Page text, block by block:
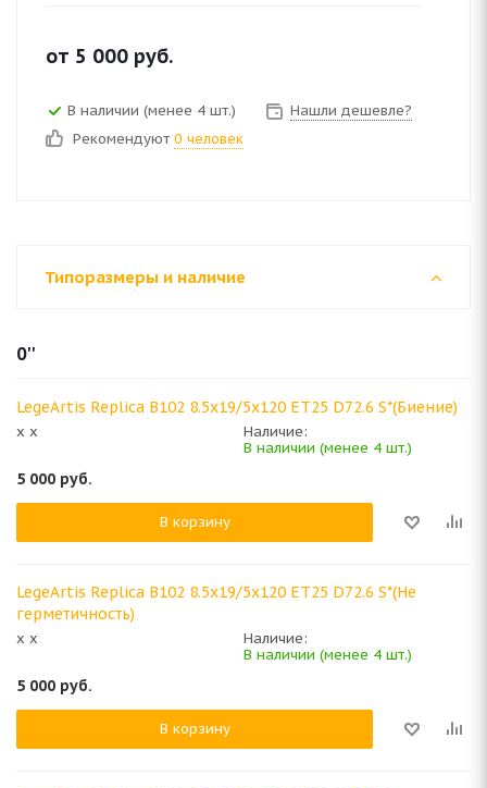
от 5 000 руб.
В наличии (менее 4 шт.)
Нашли дешевле?
Рекомендуют 0 человек
Типоразмеры и наличие
0''
LegeArtis Replica B102 8.5x19/5x120 ET25 D72.6 S*(Биение)
x x
Наличие:
В наличии (менее 4 шт.)
5 000 руб.
В корзину
LegeArtis Replica B102 8.5x19/5x120 ET25 D72.6 S*(Не
герметичность)
x x
Наличие:
В наличии (менее 4 шт.)
5 000 руб.
В корзину